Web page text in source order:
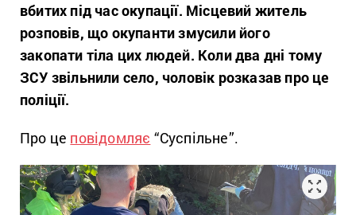
вбитих під час окупації. Місцевий житель
розповів, що окупанти змусили його
закопати тіла цих людей. Коли два дні тому
ЗСУ звільнили село, чоловік розказав про це
поліції.
Про це повідомляє “Суспільне”.